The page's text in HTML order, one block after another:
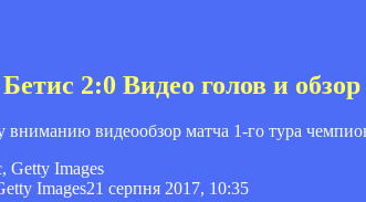
2:0 Видео голов и
вниманию видеообзор матча 1-го тура
Images21 серпня 2017, 10:35